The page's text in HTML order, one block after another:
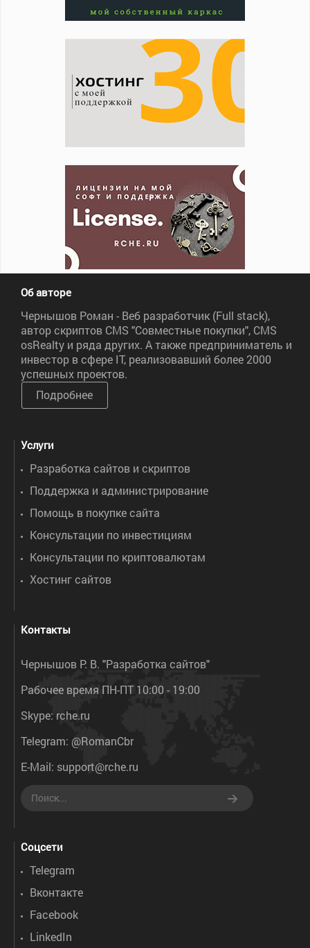
Об авторе
Чернышов Роман - Веб разработчик (Full stack),
автор скриптов CMS "Совместные покупки", CMS
osRealty и ряда других. А также предприниматель и
инвестор в сфере IT, реализовавший более 2000
успешных проектов.
Подробнее
Услуги
Разработка сайтов и скриптов
Поддержка и администрирование
Помощь в покупке сайта
Консультации по инвестициям
Консультации по криптовалютам
Хостинг сайтов
Контакты
Чернышов Р. В. "Разработка сайтов"
Рабочее время ПН-ПТ 10:00 - 19:00
Skype: rche.ru
Telegram: @RomanCbr
E-Mail: support@rche.ru
Соцсети
Telegram
Вконтакте
Facebook
LinkedIn